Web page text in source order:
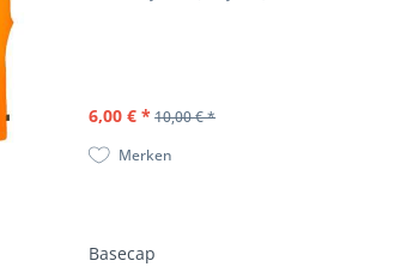
6,00 € * 10,00 € *
Merken
Basecap